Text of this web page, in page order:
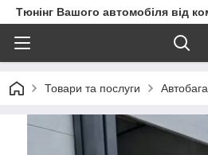
Тюнінг Вашого автомобіля від
Товари та послуги